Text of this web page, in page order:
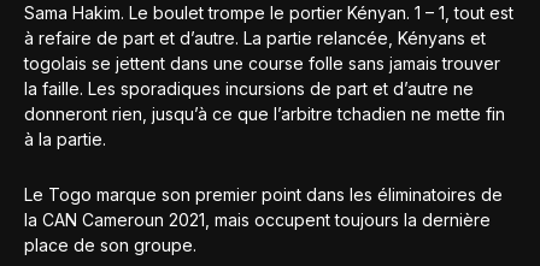
Sama Hakim. Le boulet trompe le portier Kényan. 1 – 1, tout est
à refaire de part et d’autre. La partie relancée, Kényans et
togolais se jettent dans une course folle sans jamais trouver
la faille. Les sporadiques incursions de part et d’autre ne
donneront rien, jusqu’à ce que l’arbitre tchadien ne mette fin
à la partie.
Le Togo marque son premier point dans les éliminatoires de
la CAN Cameroun 2021, mais occupent toujours la dernière
place de son groupe.